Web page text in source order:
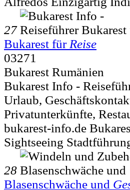
27
Bukarest für Reise
03271
Bukarest Rumänien
Bukarest Info -
Urlaub,
Privatunterkünfte,
bukarest-info.de
Sightseeing
28
Blasenschwäche und